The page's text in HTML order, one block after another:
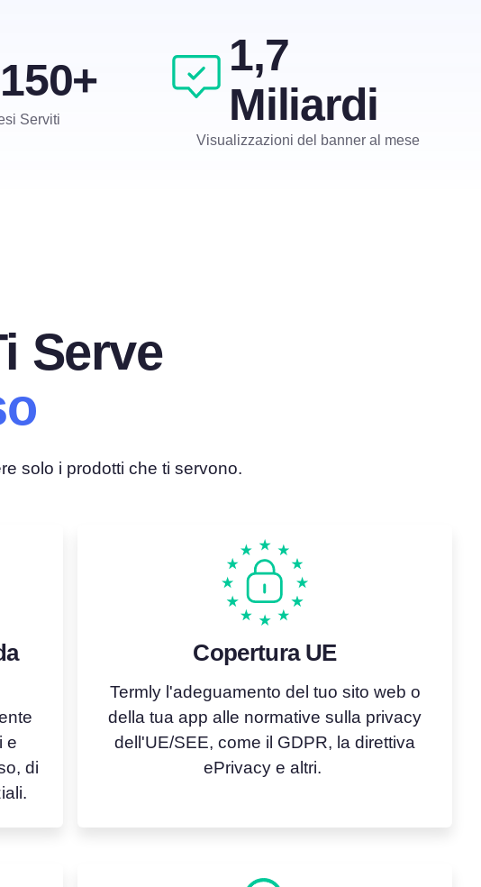
150+
Serviti
1,7
Miliardi
Visualizzazioni del banner al mese
Serve
solo i prodotti che ti servono.
e
di
Copertura UE
Termly l'adeguamento del tuo sito web o
della tua app alle normative sulla privacy
dell'UE/SEE, come il GDPR, la direttiva
ePrivacy e altri.